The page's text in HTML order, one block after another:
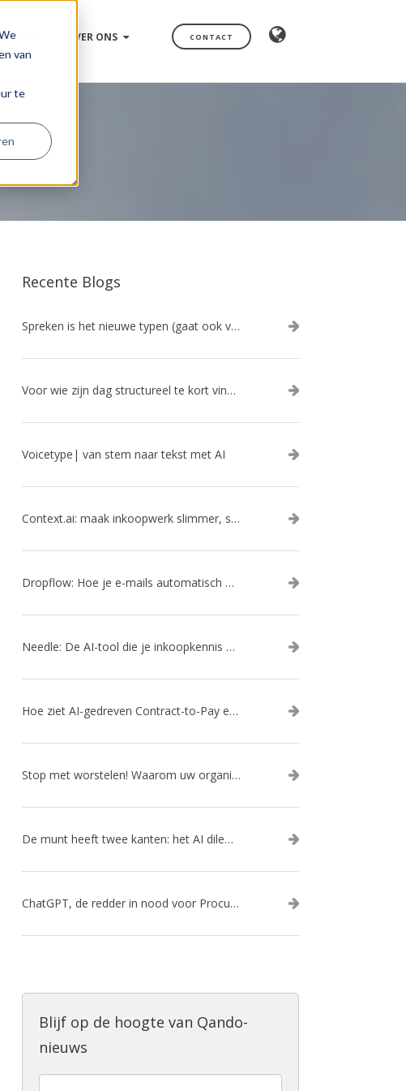
van
te
OVER ONS CONTACT
Recente Blogs
Spreken is het nieuwe typen (gaat ook veel sneller!)
Voor wie zijn dag structureel te kort vindt: Ambient.us: je persoonlijke AI Chief of Staff
Voicetype| van stem naar tekst met AI
Context.ai: maak inkoopwerk slimmer, sneller en efficiënter met AI
Dropflow: Hoe je e-mails automatisch omzet in inkoopacties
Needle: De AI-tool die je inkoopkennis eindelijk organiseert
Hoe ziet AI-gedreven Contract-to-Pay eruit?
Stop met worstelen! Waarom uw organisatie een slimme AI-gedreven kanalenstrategie nodig heeft
De munt heeft twee kanten: het AI dilemma
ChatGPT, de redder in nood voor Procurement?
Blijf op de hoogte van Qando-
nieuws